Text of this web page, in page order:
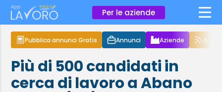
Per le aziende ×
Pubblica annunci Gratis Annunci Aziende
Più di 500candidati in
cerca di lavoroa Abano